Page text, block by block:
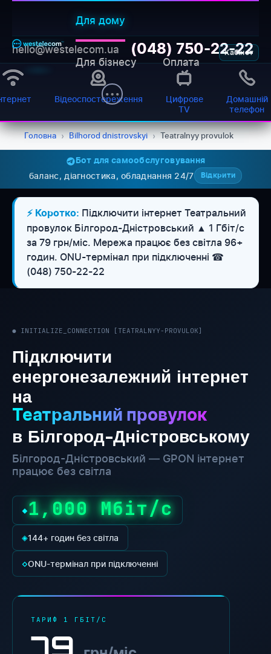
Для дому
Для бізнесу Оплата
Кабінет
hello@westelecom.ua (048) 750-22-22
Відеоспостереження
Цифрове
TV
Домашній
телефон
Головна › Bilhorod dnistrovskyi › Teatralnyy provulok
Бот для самообслуговування
баланс, діагностика, обладнання 24/7 Відкрити
⚡ Коротко: Підключити інтернет Театральний
провулок Білгород-Дністровський ▲ 1 Гбіт/с
за 79 грн/міс. Мережа працює без світла 96+
годин. ONU-термінал при підключенні ☎
(048) 750-22-22
● INITIALIZE_CONNECTION [TEATRALNYY-PROVULOK]
Підключити
енергонезалежний інтернет
на
Театральний провулок
в Білгород-Дністровському
Білгород-Дністровський — GPON інтернет
працює без світла
◆1,000 Мбіт/с
◈144+ годин без світла
◇ONU-термінал при підключенні
ТАРИФ 1 ГБІТ/С
79
WESTELECOM
Онлайн-підтримка